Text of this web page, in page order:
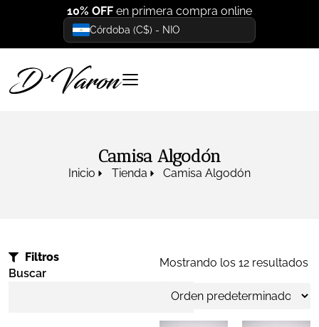
10% OFF en primera compra online
Córdoba (C$) - NIO
Camisa Algodón
Inicio Tienda Camisa Algodón
Filtros
Buscar
Mostrando los 12 resultados